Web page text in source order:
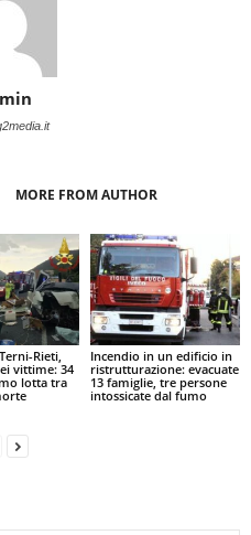
MORE FROM AUTHOR
Rieti,
vittime: 34
lotta tra
Incendio in un edificio in
ristrutturazione: evacuate
13 famiglie, tre persone
intossicate dal fumo